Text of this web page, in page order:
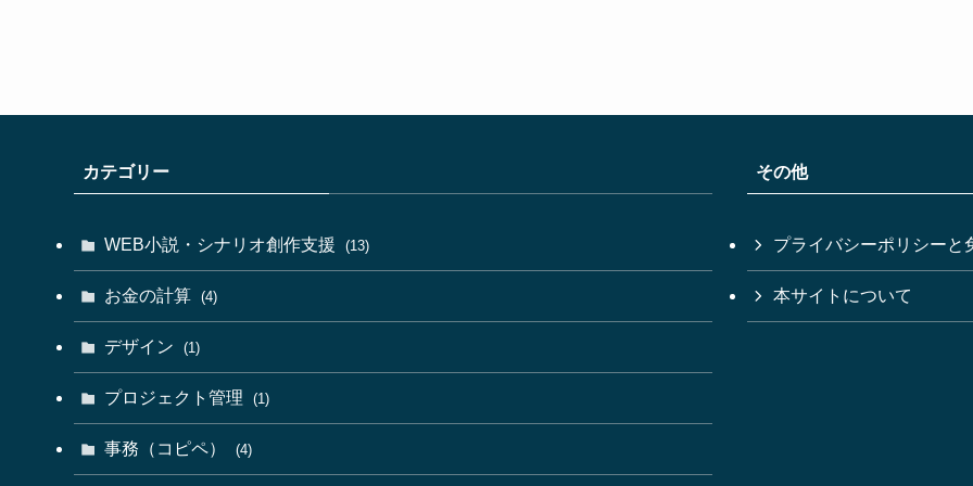
カテゴリー
WEB小説・シナリオ創作支援 (13)
お金の計算 (4)
デザイン (1)
プロジェクト管理 (1)
事務（コピペ） (4)
その他
プライバシーポリシーと
本サイトについて